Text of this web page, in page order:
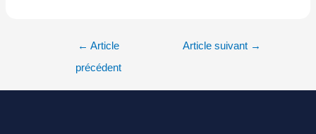
← Article
précédent
Article suivant →